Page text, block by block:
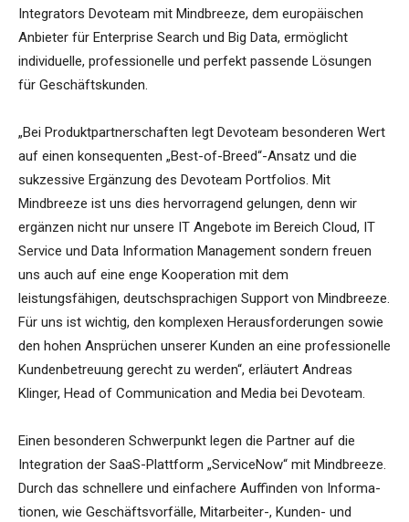
Integrators Devoteam mit Mindbreeze, dem europäischen
Anbieter für Enterprise Search und Big Data, ermöglicht
individuelle, professionelle und perfekt passende Lösungen
für Geschäftskunden.
„Bei Produktpartnerschaften legt Devoteam besonderen Wert
auf einen konsequenten „Best-of-Breed“-Ansatz und die
sukzessive Ergänzung des Devoteam Portfolios. Mit
Mindbreeze ist uns dies hervorragend gelungen, denn wir
ergänzen nicht nur unsere IT Angebote im Bereich Cloud, IT
Service und Data Information Management sondern freuen
uns auch auf eine enge Kooperation mit dem
leistungsfähigen, deutschsprachigen Support von Mindbreeze.
Für uns ist wichtig, den komplexen Herausforderungen sowie
den hohen Ansprüchen unserer Kunden an eine professionelle
Kundenbetreuung gerecht zu werden“, erläutert Andreas
Klinger, Head of Communication and Media bei Devoteam.
Einen besonderen Schwerpunkt legen die Partner auf die
Integration der SaaS-Plattform „ServiceNow“ mit Mindbreeze.
Durch das schnellere und einfachere Auffinden von Informa-
tionen, wie Geschäftsvorfälle, Mitarbeiter-, Kunden- und